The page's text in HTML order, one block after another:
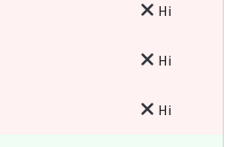
Ні
Ні
Ні